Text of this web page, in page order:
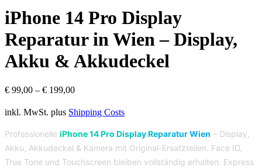
iPhone 14 Pro Display
Reparatur in Wien – Display,
Akku & Akkudeckel
€ 99,00 – € 199,00
inkl. MwSt. plus Shipping Costs
Professionelle iPhone 14 Pro Display Reparatur Wien – Display,
Akku, Akkudeckel & Kamera mit Original-Ersatzteilen. Face ID,
True Tone und Touchscreen bleiben vollständig erhalten. Express